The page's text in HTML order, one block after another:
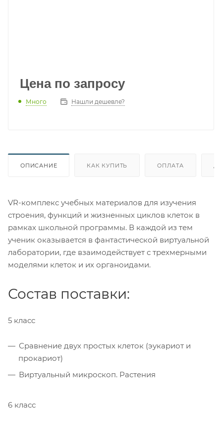
Цена по запросу
Много Нашли дешевле?
ОПИСАНИЕ КАК КУПИТЬ ОПЛАТА
VR-комплекс учебных материалов для изучения
строения, функций и жизненных циклов клеток в
рамках школьной программы. В каждой из тем
ученик оказывается в фантастической виртуальной
лаборатории, где взаимодействует с трехмерными
моделями клеток и их органоидами.
Состав поставки:
5 класс
Сравнение двух простых клеток (эукариот и
прокариот)
Виртуальный микроскоп. Растения
6 класс